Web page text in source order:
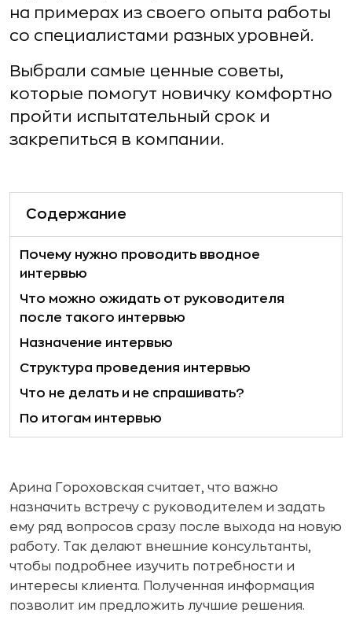
на примерах из своего опыта работы
со специалистами разных уровней.
Выбрали самые ценные советы,
которые помогут новичку комфортно
пройти испытательный срок и
закрепиться в компании.
Содержание
Почему нужно проводить вводное
интервью
Что можно ожидать от руководителя
после такого интервью
Назначение интервью
Структура проведения интервью
Что не делать и не спрашивать?
По итогам интервью
Арина Гороховская считает, что важно
назначить встречу с руководителем и задать
ему ряд вопросов сразу после выхода на новую
работу. Так делают внешние консультанты,
чтобы подробнее изучить потребности и
интересы клиента. Полученная информация
позволит им предложить лучшие решения.